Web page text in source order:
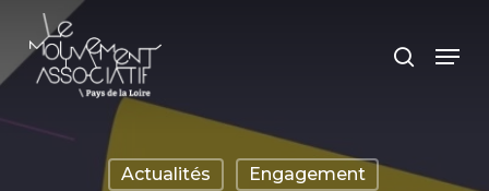
main
search
Menu
Actualités
Engagement
Panneau de gestion des cookies